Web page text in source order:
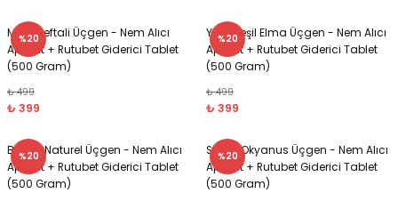
%20
Mavi, Şeftali Üçgen - Nem Alıcı
Aparat + Rutubet Giderici Tablet
(500 Gram)
₺ 499
₺ 399
%20
Yeşil, Yeşil Elma Üçgen - Nem Alıcı
Aparat + Rutubet Giderici Tablet
(500 Gram)
₺ 499
₺ 399
%20
Beyaz, Naturel Üçgen - Nem Alıcı
Aparat + Rutubet Giderici Tablet
(500 Gram)
%20
Siyah, Okyanus Üçgen - Nem Alıcı
Aparat + Rutubet Giderici Tablet
(500 Gram)